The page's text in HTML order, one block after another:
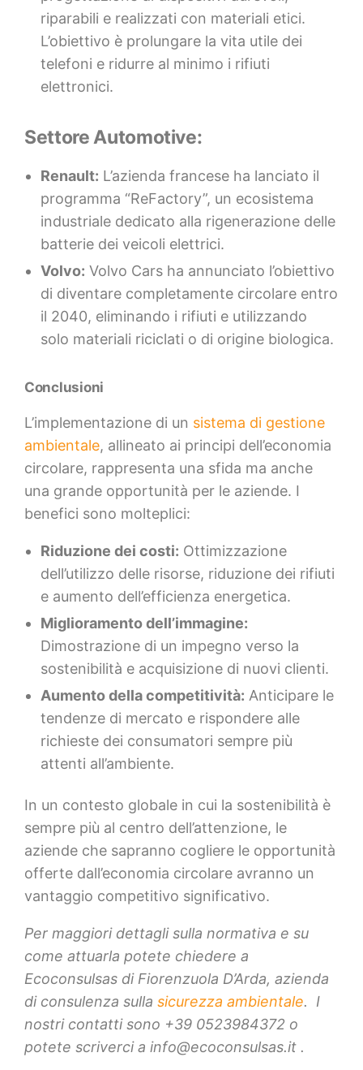
riparabili e realizzati con materiali etici.
L’obiettivo è prolungare la vita utile dei
telefoni e ridurre al minimo i rifiuti
elettronici.
Settore Automotive:
Renault: L’azienda francese ha lanciato il
programma “ReFactory”, un ecosistema
industriale dedicato alla rigenerazione delle
batterie dei veicoli elettrici.
Volvo: Volvo Cars ha annunciato l’obiettivo
di diventare completamente circolare entro
il 2040, eliminando i rifiuti e utilizzando
solo materiali riciclati o di origine biologica.
Conclusioni
L’implementazione di un sistema di gestione
ambientale, allineato ai principi dell’economia
circolare, rappresenta una sfida ma anche
una grande opportunità per le aziende. I
benefici sono molteplici:
Riduzione dei costi: Ottimizzazione
dell’utilizzo delle risorse, riduzione dei rifiuti
e aumento dell’efficienza energetica.
Miglioramento dell’immagine:
Dimostrazione di un impegno verso la
sostenibilità e acquisizione di nuovi clienti.
Aumento della competitività: Anticipare le
tendenze di mercato e rispondere alle
richieste dei consumatori sempre più
attenti all’ambiente.
In un contesto globale in cui la sostenibilità è
sempre più al centro dell’attenzione, le
aziende che sapranno cogliere le opportunità
offerte dall’economia circolare avranno un
vantaggio competitivo significativo.
Per maggiori dettagli sulla normativa e su
come attuarla potete chiedere a
Ecoconsulsas di Fiorenzuola D’Arda, azienda
di consulenza sulla sicurezza ambientale. I
nostri contatti sono +39 0523984372 o
potete scriverci a info@ecoconsulsas.it .